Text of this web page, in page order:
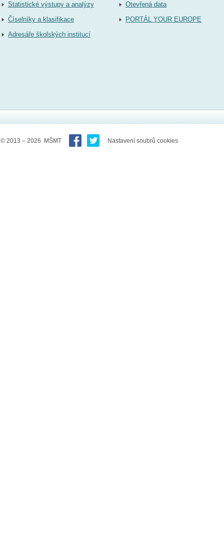
Statistické výstupy a analýzy
Číselníky a klasifikace
Adresáře školských institucí
Otevřená data
PORTÁL YOUR EUROPE
© 2013 – 2026 MŠMT Nastavení soubrů cookies